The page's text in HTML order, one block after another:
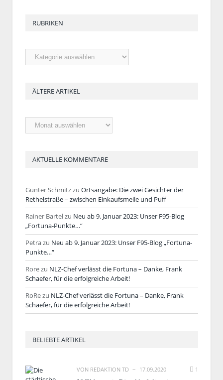
RUBRIKEN
Rubriken
ÄLTERE ARTIKEL
Ältere
Artikel
AKTUELLE KOMMENTARE
Günter Schmitzzu Ortsangabe: Die zwei Gesichter der
Rethelstraße – zwischen Einkaufsmeile und Puff
Rainer Bartelzu Neu ab 9. Januar 2023: Unser F95-Blog
„Fortuna-Punkte…“
Petrazu Neu ab 9. Januar 2023: Unser F95-Blog „Fortuna-
Punkte…“
Rorezu NLZ-Chef verlässt die Fortuna – Danke, Frank
Schaefer, für die erfolgreiche Arbeit!
RoRezu NLZ-Chef verlässt die Fortuna – Danke, Frank
Schaefer, für die erfolgreiche Arbeit!
BELIEBTE ARTIKEL
VON REDAKTION TD 17.09.2020 1